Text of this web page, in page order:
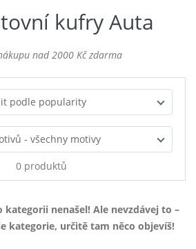
kufry Auta
nad 2000 Kč zdarma
podle popularity
- všechny motivy
0 produktů
kategorii nenašel! Ale nevzdávej to –
kategorie, určitě tam něco objevíš!